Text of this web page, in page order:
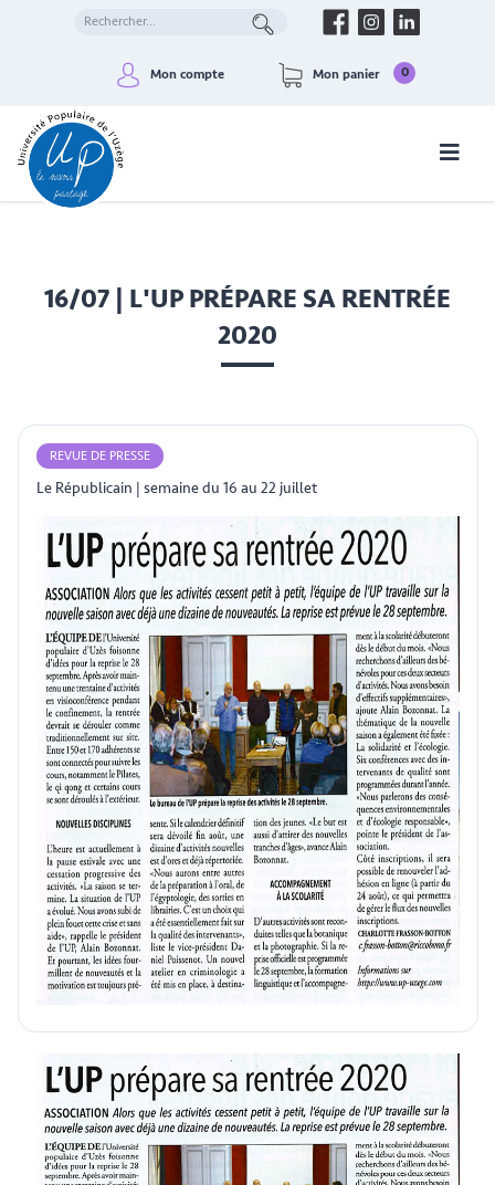
Mon compte Mon panier 0
16/07 | L'UP PRÉPARE SA RENTRÉE
2020
REVUE DE PRESSE
Le Républicain | semaine du 16 au 22 juillet